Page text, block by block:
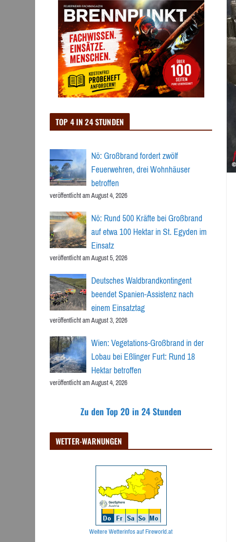
TOP 4 IN 24 STUNDEN
Nö: Großbrand fordert zwölf
Feuerwehren, drei Wohnhäuser
betroffen
veröffentlicht am August 4, 2026
Nö: Rund 500 Kräfte bei Großbrand
auf etwa 100 Hektar in St. Egyden im
Einsatz
veröffentlicht am August 5, 2026
Deutsches Waldbrandkontingent
beendet Spanien-Assistenz nach
einem Einsatztag
veröffentlicht am August 3, 2026
Wien: Vegetations-Großbrand in der
Lobau bei Eßlinger Furt: Rund 18
Hektar betroffen
veröffentlicht am August 4, 2026
Zu den Top 20 in 24 Stunden
WETTER-WARNUNGEN
Weitere Wetterinfos auf Fireworld.at